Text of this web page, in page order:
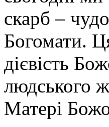
скарб –
Богомати.
дієвість
людського
Матері